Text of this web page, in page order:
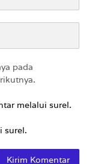
pada
melalui surel.
surel.